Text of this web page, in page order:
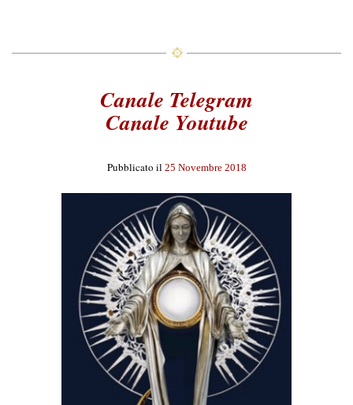
Canale Telegram
Canale Youtube
Pubblicato il 25 Novembre 2018